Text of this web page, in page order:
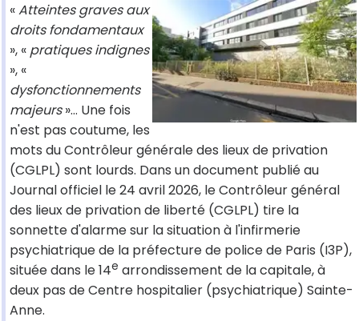
«Atteintes graves aux
droits fondamentaux
», « pratiques indignes
», «
dysfonctionnements
majeurs»… Une fois
n'est pas coutume, les
mots du Contrôleur générale des lieux de privation
(CGLPL) sont lourds. Dans un document publié au
Journal officiel le 24 avril 2026, le Contrôleur général
des lieux de privation de liberté (CGLPL) tire la
sonnette d'alarme sur la situation à l'infirmerie
psychiatrique de la préfecture de police de Paris (I3P),
située dans le 14e arrondissement de la capitale, à
deux pas de Centre hospitalier (psychiatrique) Sainte-
Anne.